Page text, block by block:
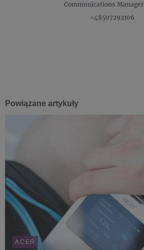
Communications Manager
+48507292106
Powiązane artykuły
ACER